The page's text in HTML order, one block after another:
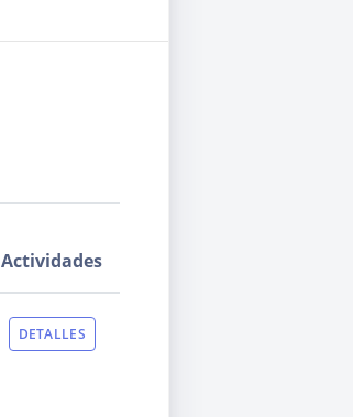
Actividades
DETALLES